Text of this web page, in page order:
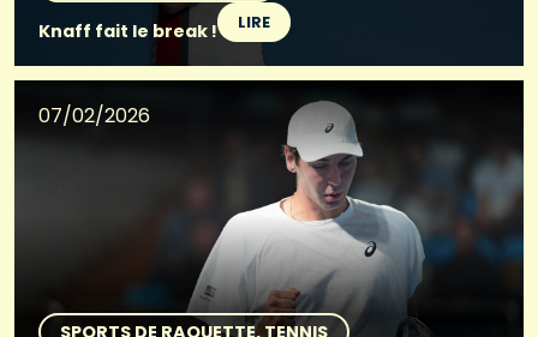
Knaff fait le break !
LIRE
07/02/2026